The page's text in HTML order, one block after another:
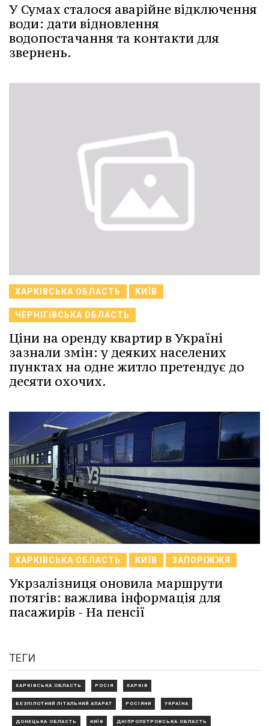
У Сумах сталося аварійне відключення
води: дати відновлення
водопостачання та контакти для
звернень.
ХАРКІВСЬКА ОБЛАСТЬ КИЇВ
ЧЕРНІГІВСЬКА ОБЛАСТЬ
Ціни на оренду квартир в Україні
зазнали змін: у деяких населених
пунктах на одне житло претендує до
десяти охочих.
ХАРКІВСЬКА ОБЛАСТЬ КИЇВ ЗАПОРІЖЖЯ
Укрзалізниця оновила маршрути
потягів: важлива інформація для
пасажирів - На пенсії
ТЕГИ
ХАРКІВСЬКА ОБЛАСТЬ РОСІЯ ХАРКІВ
БЕЗПІЛОТНИЙ ЛІТАЛЬНИЙ АПАРАТ РОСІЯНИ УКРАЇНА
ДОНЕЦЬКА ОБЛАСТЬ КИЇВ ДНІПРОПЕТРОВСЬКА ОБЛАСТЬ